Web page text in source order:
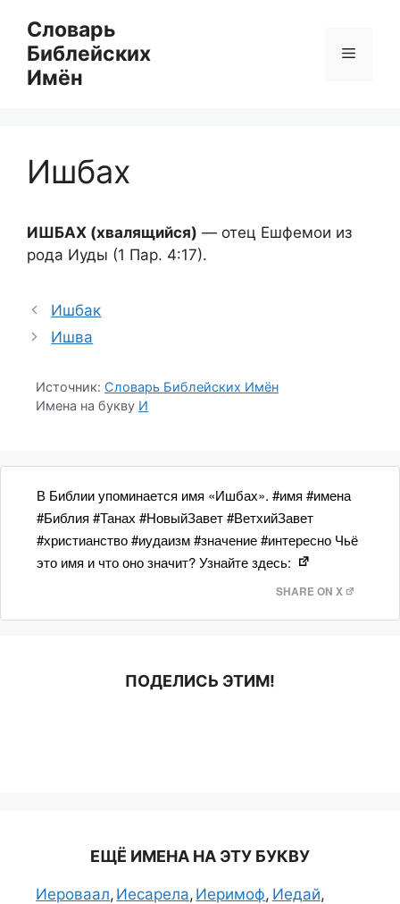
содержимому
Словарь
Библейских
Имён
Меню
Ишбах
ИШБАХ (хвалящийся) — отец Ешфемои из
рода Иуды (1 Пар. 4:17).
Ишбак
Ишва
Источник: Словарь Библейских Имён
Имена на букву И
В Библии упоминается имя «Ишбах». #имя #имена
#Библия #Танах #НовыйЗавет #ВетхийЗавет
#христианство #иудаизм #значение #интересно Чьё
это имя и что оно значит? Узнайте здесь:
SHARE ON X
ПОДЕЛИСЬ ЭТИМ!
ЕЩЁ ИМЕНА НА ЭТУ БУКВУ
Иероваал Иесарела Иеримоф Иедай